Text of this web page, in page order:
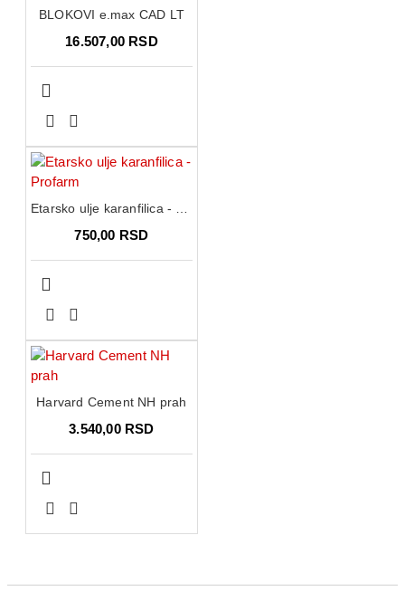
BLOKOVI e.max CAD LT
16.507,00 RSD
750,00 RSD
Harvard Cement NH prah
3.540,00 RSD